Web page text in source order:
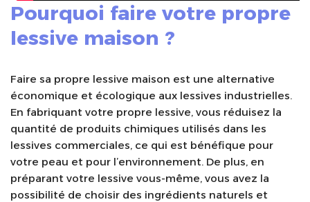
Pourquoi faire votre propre
lessive maison ?
Faire sa propre lessive maison est une alternative
économique et écologique aux lessives industrielles.
En fabriquant votre propre lessive, vous réduisez la
quantité de produits chimiques utilisés dans les
lessives commerciales, ce qui est bénéfique pour
votre peau et pour l’environnement. De plus, en
préparant votre lessive vous-même, vous avez la
possibilité de choisir des ingrédients naturels et